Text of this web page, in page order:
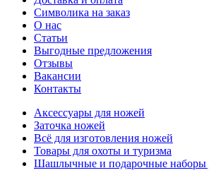
Символика на заказ
О нас
Статьи
Выгодные предложения
Отзывы
Вакансии
Контакты
Аксессуары для ножей
Заточка ножей
Всё для изготовления ножей
Товары для охоты и туризма
Шашлычные и подарочные наборы